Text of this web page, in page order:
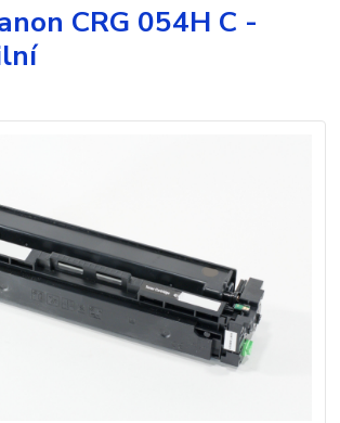
CRG 054H C -